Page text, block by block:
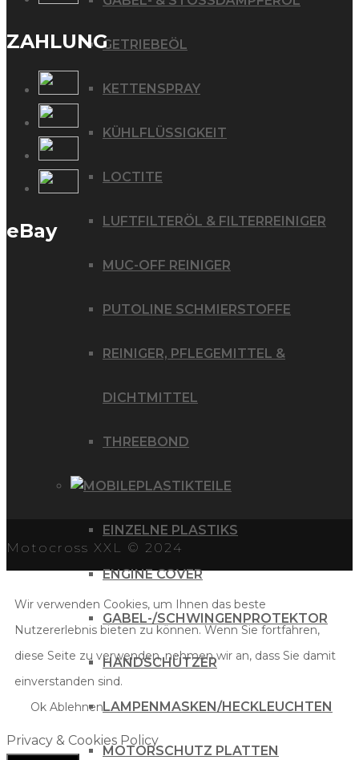
GETRIEBEÖL
KETTENSPRAY
KÜHLFLÜSSIGKEIT
LOCTITE
LUFTFILTERÖL & FILTERREINIGER
MUC-OFF REINIGER
PUTOLINE SCHMIERSTOFFE
REINIGER, PFLEGEMITTEL &
DICHTMITTEL
THREEBOND
PLASTIKTEILE
EINZELNE PLASTIKS
ENGINE COVER
GABEL-/SCHWINGENPROTEKTOR
HANDSCHÜTZER
LAMPENMASKEN/HECKLEUCHTEN
MOTORSCHUTZ PLATTEN
ZAHLUNG
eBay
Motocross XXL © 2024
Wir verwenden Cookies, um Ihnen das beste
Nutzererlebnis bieten zu können. Wenn Sie fortfahren,
diese Seite zu verwenden, nehmen wir an, dass Sie damit
einverstanden sind.
Ok Ablehnen
Privacy & Cookies Policy